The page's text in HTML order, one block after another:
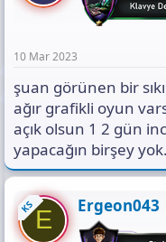
10 Mar 2023
şuan görünen bir
ağır grafikli oyun
açık olsun 1 2 gün
yapacağın birşey
KSE Ergeon043